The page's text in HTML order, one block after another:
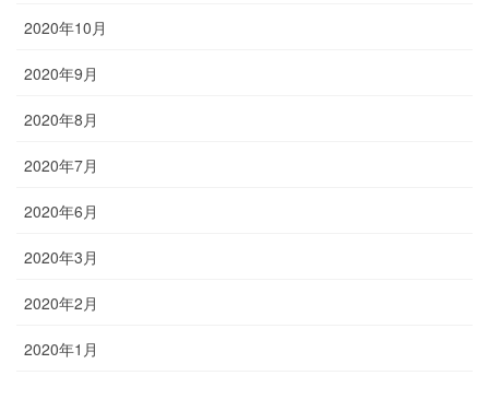
2020年10月
2020年9月
2020年8月
2020年7月
2020年6月
2020年3月
2020年2月
2020年1月